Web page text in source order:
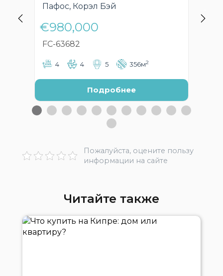
Пафос, Корэл Бэй
€980,000
FC-63682
4 4 5 356м2
Подробнее
Пожалуйста, оцените пользу
информации на сайте
Читайте также